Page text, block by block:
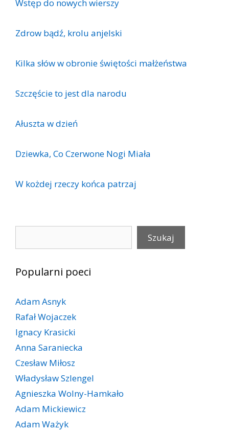
Wstęp do nowych wierszy
Zdrow bądź, krolu anjelski
Kilka słów w obronie świętości małżeństwa
Szczęście to jest dla narodu
Ałuszta w dzień
Dziewka, Co Czerwone Nogi Miała
W kożdej rzeczy końca patrzaj
Szukaj
Popularni poeci
Adam Asnyk
Rafał Wojaczek
Ignacy Krasicki
Anna Saraniecka
Czesław Miłosz
Władysław Szlengel
Agnieszka Wolny-Hamkało
Adam Mickiewicz
Adam Ważyk